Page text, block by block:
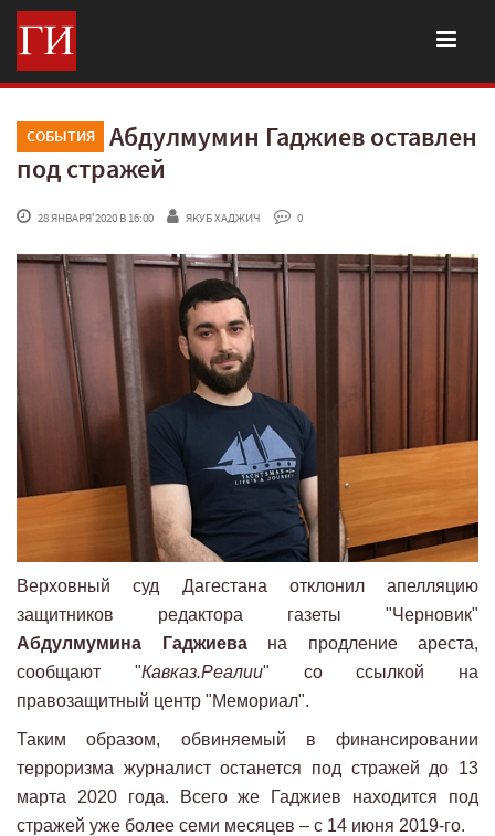
СОБЫТИЯ
Абдулмумин Гаджиев оставлен
под стражей
28 ЯНВАРЯ'2020 В 16:00 ЯКУБ ХАДЖИЧ 0
Верховный суд Дагестана отклонил апелляцию
защитников редактора газеты "Черновик"
Абдулмумина Гаджиевана продление ареста,
сообщают "Кавказ.Реалии" со ссылкой на
правозащитный центр "Мемориал".
Таким образом, обвиняемый в финансировании
терроризма журналист останется под стражей до 13
марта 2020 года. Всего же Гаджиев находится под
стражей уже более семи месяцев – с 14 июня 2019-го.